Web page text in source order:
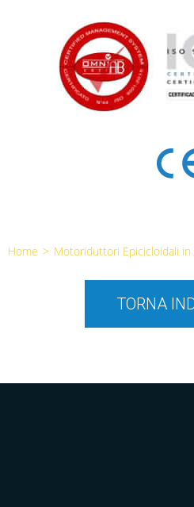
Home > Motoriduttori Epicicloidali in
TORNA